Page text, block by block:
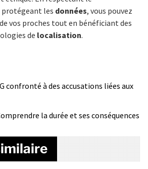
les données, vous pouvez
de vos proches tout en bénéficiant des
de localisation.
confronté à des accusations liées aux
la durée et ses conséquences